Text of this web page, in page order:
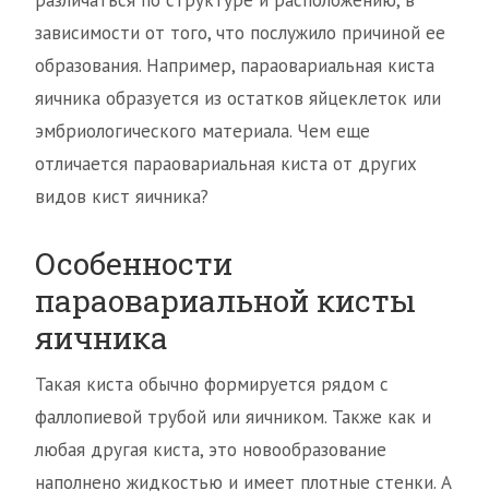
зависимости от того, что послужило причиной ее
образования. Например, параовариальная киста
яичника образуется из остатков яйцеклеток или
эмбриологического материала. Чем еще
отличается параовариальная киста от других
видов кист яичника?
Особенности
параовариальной кисты
яичника
Такая киста обычно формируется рядом с
фаллопиевой трубой или яичником. Также как и
любая другая киста, это новообразование
наполнено жидкостью и имеет плотные стенки. А